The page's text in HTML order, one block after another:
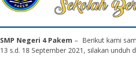
SMP Negeri 4 Pakem – Berikut kami
13 s.d. 18 September 2021, silakan unduh